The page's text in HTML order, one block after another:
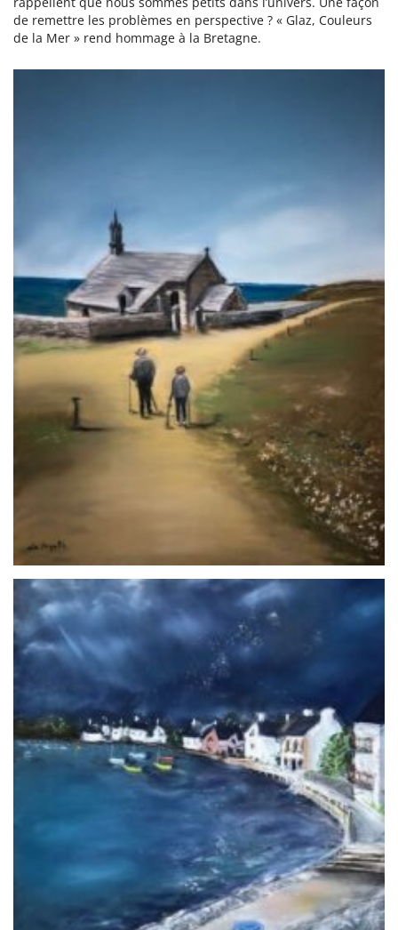
de remettre les problèmes en perspective ? « Glaz, Couleurs
de la Mer » rend hommage à la Bretagne.